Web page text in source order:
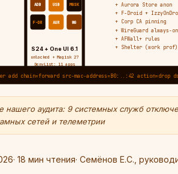
ADB USB MGSK
F-DR AUR WG
S24 + One UI 6.1
unlocked + Magisk 27
DenyList: 11 apps
+ Aurora Store anon
+ F-Droid +
+ Corp CA pinning
+ WireGuard always-on
+ AFWall+ rules
+ Shelter (work prof)
chain=forward src-mac-address=B0:..:42 action=drop
нашего аудита: 9 системных служб
сетей и телеметрии
· 18 мин чтения· Семёнов Е.С.,